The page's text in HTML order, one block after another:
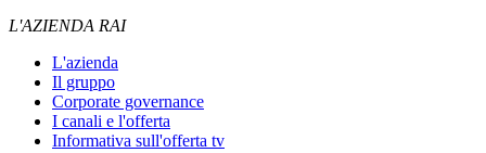
L'AZIENDA RAI
L'azienda
Il gruppo
Corporate governance
I canali e l'offerta
Informativa sull'offerta tv